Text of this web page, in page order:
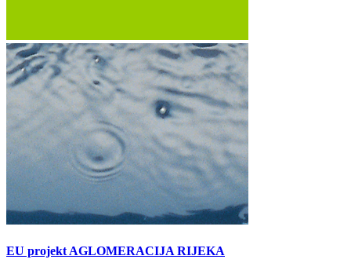
EU projekt AGLOMERACIJA RIJEKA